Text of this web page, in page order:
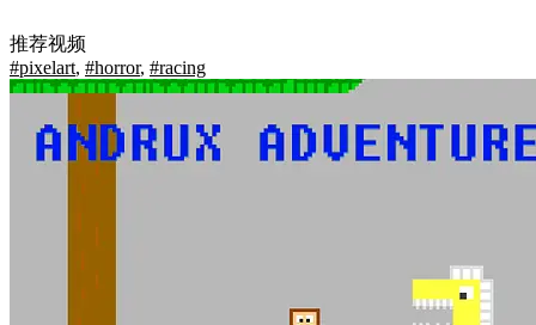
推荐视频
#pixelart, #horror, #racing